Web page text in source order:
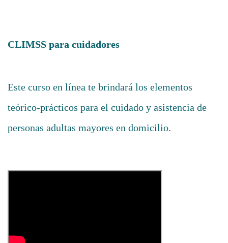
CLIMSS para cuidadores
Este curso en línea te brindará los elementos
teórico-prácticos para el cuidado y asistencia de
personas adultas mayores en domicilio.